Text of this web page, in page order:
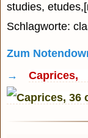
studies,
Schlagworte:
Zum
→